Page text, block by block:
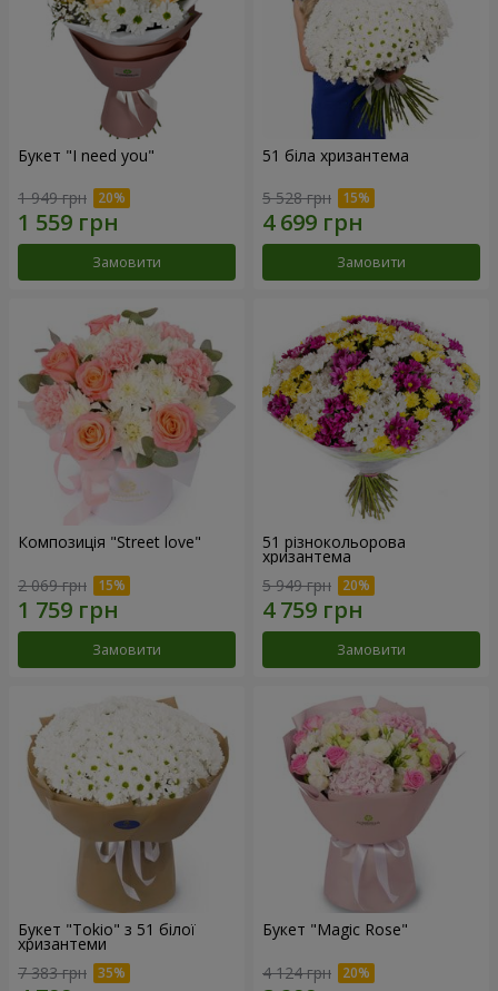
Букет "I need you"
1 949 грн
Замовити
51 біла хризантема
5 528 грн
Замовити
Композиція "Street love"
2 069 грн
Замовити
51 різнокольорова
хризантема
5 949 грн
Замовити
Букет "Tokio" з 51 білої
хризантеми
7 383 грн
Букет "Magic Rose"
4 124 грн